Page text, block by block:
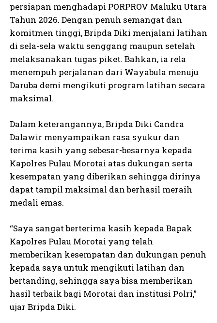
persiapan menghadapi PORPROV Maluku Utara
Tahun 2026. Dengan penuh semangat dan
komitmen tinggi, Bripda Diki menjalani latihan
di sela-sela waktu senggang maupun setelah
melaksanakan tugas piket. Bahkan, ia rela
menempuh perjalanan dari Wayabula menuju
Daruba demi mengikuti program latihan secara
maksimal.
Dalam keterangannya, Bripda Diki Candra
Dalawir menyampaikan rasa syukur dan
terima kasih yang sebesar-besarnya kepada
Kapolres Pulau Morotai atas dukungan serta
kesempatan yang diberikan sehingga dirinya
dapat tampil maksimal dan berhasil meraih
medali emas.
“Saya sangat berterima kasih kepada Bapak
Kapolres Pulau Morotai yang telah
memberikan kesempatan dan dukungan penuh
kepada saya untuk mengikuti latihan dan
bertanding, sehingga saya bisa memberikan
hasil terbaik bagi Morotai dan institusi Polri,”
ujar Bripda Diki.